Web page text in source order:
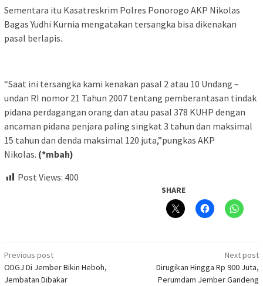
Sementara itu Kasatreskrim Polres Ponorogo AKP Nikolas
Bagas Yudhi Kurnia mengatakan tersangka bisa dikenakan
pasal berlapis.
“Saat ini tersangka kami kenakan pasal 2 atau 10 Undang –
undan RI nomor 21 Tahun 2007 tentang pemberantasan tindak
pidana perdagangan orang dan atau pasal 378 KUHP dengan
ancaman pidana penjara paling singkat 3 tahun dan maksimal
15 tahun dan denda maksimal 120 juta,”pungkas AKP
Nikolas. (*mbah)
Post Views: 400
SHARE
Post
navigation
Previous post
ODGJ Di Jember Bikin Heboh,
Jembatan Dibakar
Next post
Dirugikan Hingga Rp 900 Juta,
Perumdam Jember Gandeng